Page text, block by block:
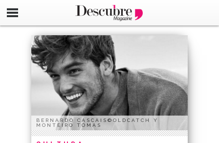
google-site-
BERNARDO CASCAIS©OLDCATCH Y
MONTEIRO TOMAS